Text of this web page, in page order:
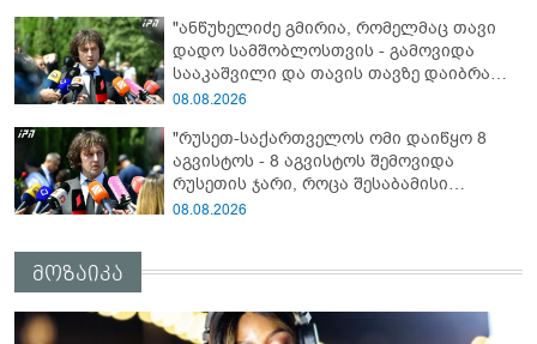
დანაშაული ჩვენი სახელმწიფოს წინაშე"
"ანწუხელიძე გმირია, რომელმაც თავი
დადო სამშობლოსთვის - გამოვიდა
სააკაშვილი და თავის თავზე დაიბრალა
ანწუხელიძის გმირობა, სამარცხვინო
სააკაშვილისთვის შეგინებას თუ რაღაც
ამგვარს სთხოვდნენ მას"
08.08.2026
"რუსეთ-საქართველოს ომი დაიწყო 8
აგვისტოს - 8 აგვისტოს შემოვიდა
რუსეთის ჯარი, როცა შესაბამისი
განცხადება გააკეთა რუსეთის
რეჟიმმა დაბომბა ცხინვალი"
08.08.2026
მოზაიკა